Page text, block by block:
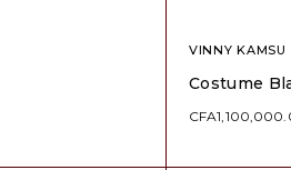
VINNY KAMSU
Costume
CFA